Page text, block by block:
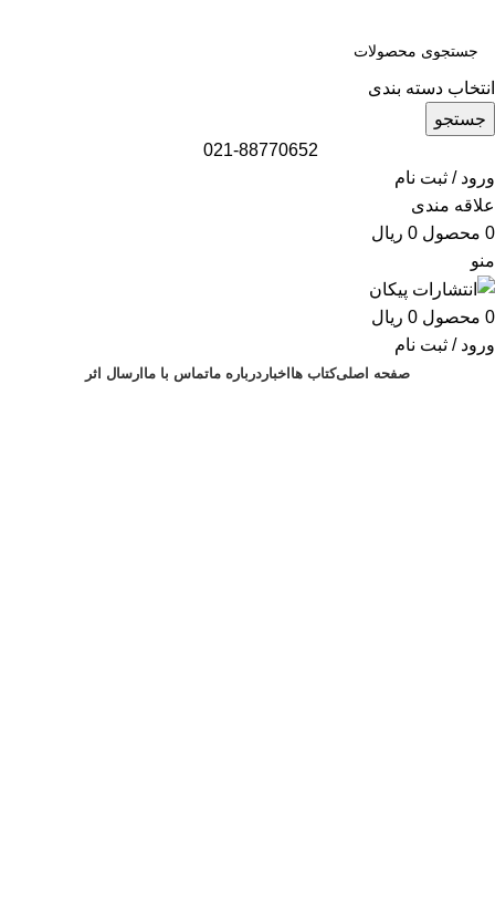
انتخاب دسته بندی
جستجو
021-88770652
ورود / ثبت نام
علاقه مندی
0 محصول 0 ریال
منو
0 محصول 0 ریال
ورود / ثبت نام
صفحه اصلیکتاب ها اخبار درباره ماتماس با ما ارسال اثر